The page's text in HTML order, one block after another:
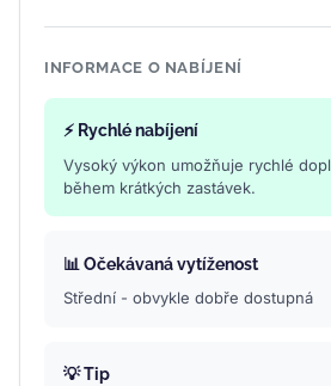
INFORMACE O NABÍJENÍ
⚡ Rychlé nabíjení
Vysoký výkon umožňuje rychlé
během krátkých zastávek.
📊 Očekávaná vytíženost
Střední - obvykle dobře dostupná
💡 Tip